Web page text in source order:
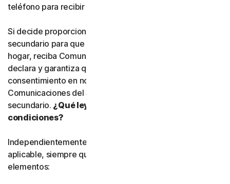
teléfono para recibir Comunicaciones del Servicio.
Si decide proporcionar un número de teléfono
secundario para que otra persona, o un miembro de su
hogar, reciba Comunicaciones del Servicio, usted
declara y garantiza que está autorizado a otorgar el
consentimiento en nombre de dicha persona para recibir
Comunicaciones del Servicio en el número de teléfono
secundario. ¿Qué leyes de qué país se aplican a estas
condiciones?
Independientemente de la legislación local que resulte
aplicable, siempre quedarán excluidos los siguientes
elementos: